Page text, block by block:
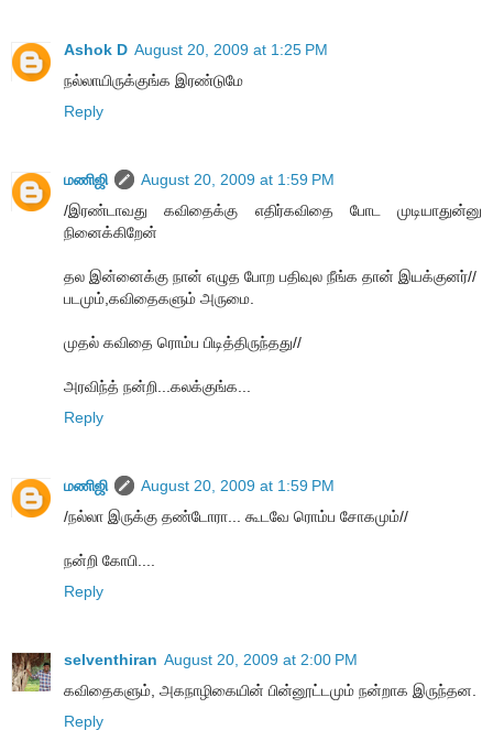
Ashok D August 20, 2009 at 1:25 PM
நல்லாயிருக்குங்க இரண்டுமே
Reply
மணிஜி
August 20, 2009 at 1:59 PM
/இரண்டாவது கவிதைக்கு எதிர்கவிதை போட முடியாதுன்னு
நினைக்கிறேன்
தல இன்னைக்கு நான் எழுத போற பதிவுல நீங்க தான் இயக்குனர்//
படமும்,கவிதைகளும் அருமை.
முதல் கவிதை ரொம்ப பிடித்திருந்தது//
அரவிந்த் நன்றி...கலக்குங்க...
Reply
மணிஜி
August 20, 2009 at 1:59 PM
/ந‌ல்லா இருக்கு த‌ண்டோரா... கூட‌வே ரொம்ப‌ சோகமும்//
நன்றி கோபி....
Reply
selventhiran August 20, 2009 at 2:00 PM
கவிதைகளும், அகநாழிகையின் பின்னூட்டமும் நன்றாக இருந்தன.
Reply